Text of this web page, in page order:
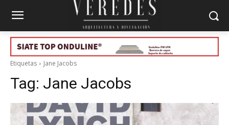
Etiquetas Jane Jacobs
Tag: Jane Jacobs